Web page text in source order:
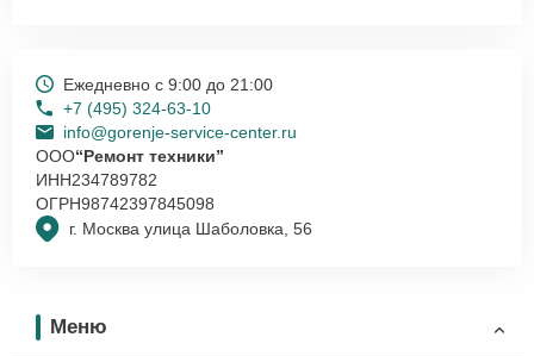
г. Москва улица Шаболовка, 56
Ежедневно с 9:00 до 21:00
+7 (495) 324-63-10
info@gorenje-service-center.ru
ООО“Ремонт техники”
ИНН234789782
ОГРН98742397845098
Меню